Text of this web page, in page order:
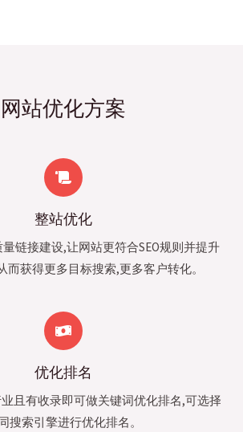
网站优化方案
整站优化
链接建设,让网站更符合SEO规则并提升
而获得更多目标搜索,更多客户转化。
优化排名
且有收录即可做关键词优化排名,可选择
搜索引擎进行优化排名。